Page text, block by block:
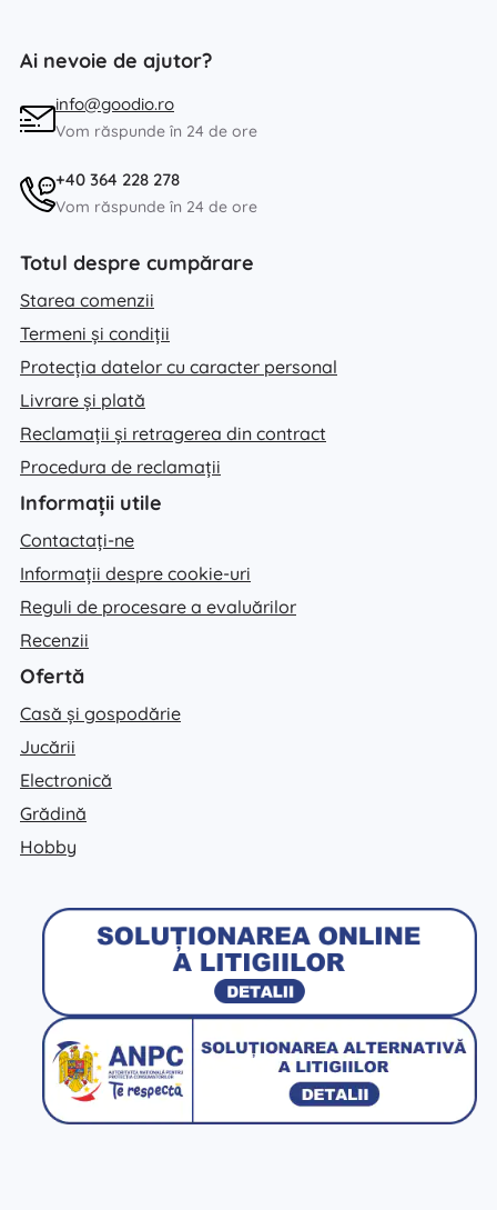
Ai nevoie de ajutor?
info@goodio.ro
Vom răspunde în 24 de ore
+40 364 228 278
Vom răspunde în 24 de ore
Totul despre cumpărare
Starea comenzii
Termeni și condiții
Protecția datelor cu caracter personal
Livrare și plată
Reclamații și retragerea din contract
Procedura de reclamații
Informații utile
Contactați-ne
Informații despre cookie-uri
Reguli de procesare a evaluărilor
Recenzii
Ofertă
Casă și gospodărie
Jucării
Electronică
Grădină
Hobby